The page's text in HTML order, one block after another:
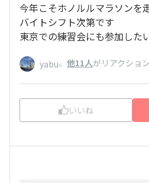
今年こそホノルルマラソンを
バイトシフト次第です
東京での練習会にも参加した
yabu、 他11人がリアクション
いいね